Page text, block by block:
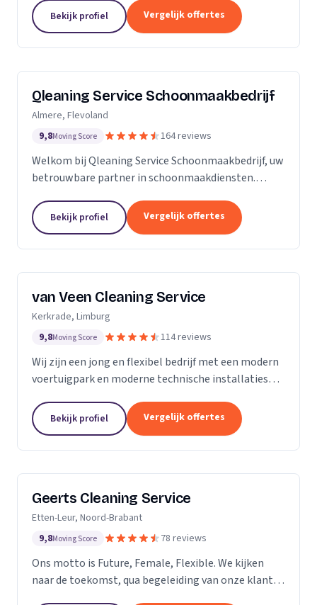
zijn Stel op Sprong gestart om mensen te helpen
en...
Bekijk profiel Vergelijk offertes
Qleaning Service Schoonmaakbedrijf
Almere, Flevoland
9,8Moving Score 164 reviews
Welkom bij Qleaning Service Schoonmaakbedrijf, uw
betrouwbare partner in schoonmaakdiensten.
ernaar om de standaard in schoonmaakexpertise
te...
Bekijk profiel Vergelijk offertes
van Veen Cleaning Service
Kerkrade, Limburg
9,8Moving Score 114 reviews
Wij zijn een jong en flexibel bedrijf met een modern
voertuigpark en moderne technische installaties
zowel voor Particulier als zakelijke klanten....
Bekijk profiel Vergelijk offertes
Geerts Cleaning Service
Etten-Leur, Noord-Brabant
9,8Moving Score 78 reviews
Ons motto is Future, Female, Flexible. We kijken
naar de toekomst, qua begeleiding van onze klanten